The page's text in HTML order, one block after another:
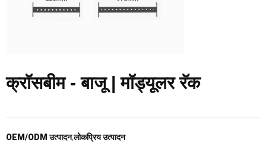
क्रॉसबीम - बाजू | मॉड्यूलर रॅक
OEM/ODM उत्पादन,लोकप्रिय उत्पादन